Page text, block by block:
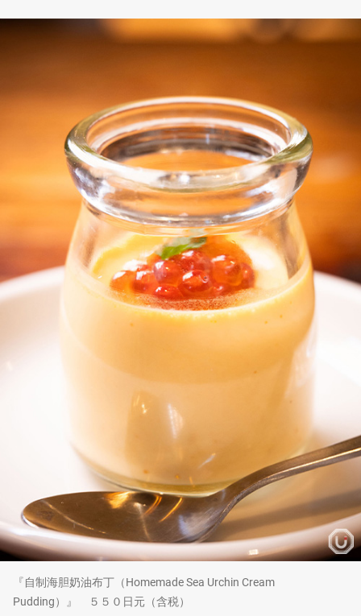
『自制海胆奶油布丁（Homemade Sea Urchin Cream
Pudding）』 ５５０日元（含税）